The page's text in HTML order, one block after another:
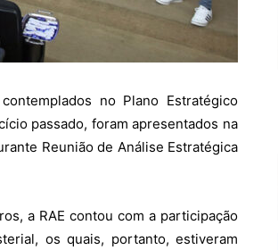
no Plano Estratégico
passado, foram apresentados na
Reunião de Análise Estratégica
a RAE contou com a participação
os quais, portanto, estiveram